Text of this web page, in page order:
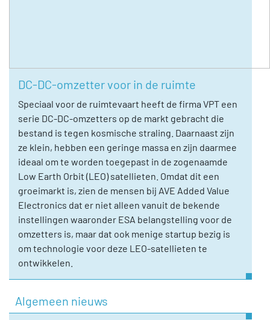
DC-DC-omzetter voor in de ruimte
Speciaal voor de ruimtevaart heeft de firma VPT een
serie DC-DC-omzetters op de markt gebracht die
bestand is tegen kosmische straling. Daarnaast zijn
ze klein, hebben een geringe massa en zijn daarmee
ideaal om te worden toegepast in de zogenaamde
Low Earth Orbit (LEO) satellieten. Omdat dit een
groeimarkt is, zien de mensen bij AVE Added Value
Electronics dat er niet alleen vanuit de bekende
instellingen waaronder ESA belangstelling voor de
omzetters is, maar dat ook menige startup bezig is
om technologie voor deze LEO-satellieten te
ontwikkelen.
Algemeen nieuws